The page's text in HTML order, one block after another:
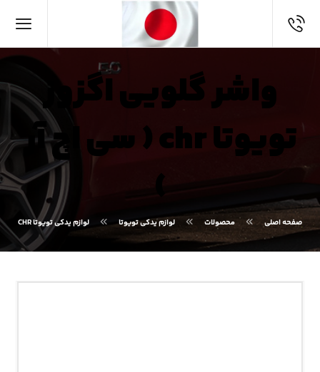
واشر گلویی اگزوز
تویوتا chr ( سی اچ آر
)
صفحه اصلی محصولات لوازم یدکی تویوتا لوازم یدکی تویوتا CHR